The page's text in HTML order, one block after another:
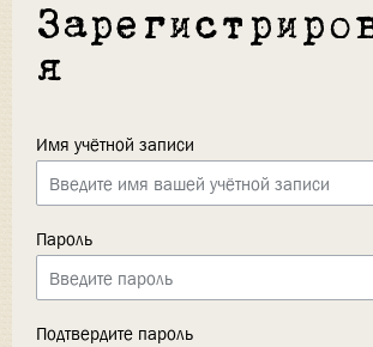
я
Имя учётной записи
Пароль
Подтвердите пароль